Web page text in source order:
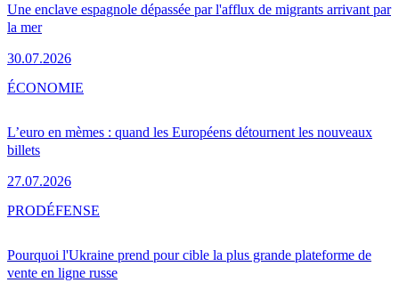
Une enclave espagnole dépassée par l'afflux de migrants arrivant par
la mer
30.07.2026
L’euro en mèmes : quand les Européens détournent les nouveaux
billets
27.07.2026
ÉCONOMIE
Pourquoi l'Ukraine prend pour cible la plus grande plateforme de
vente en ligne russe
PRODÉFENSE